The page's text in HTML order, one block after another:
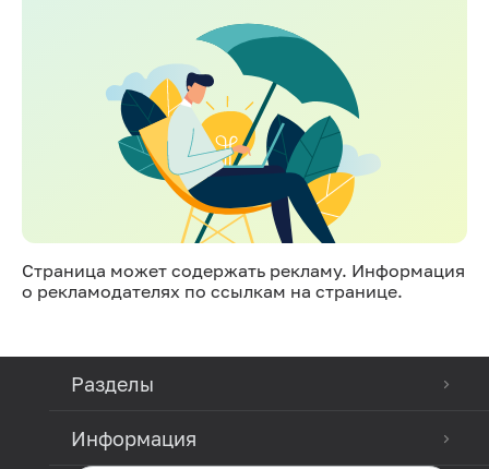
Страница может содержать рекламу. Информация
о рекламодателях по ссылкам на странице.
Разделы
Информация